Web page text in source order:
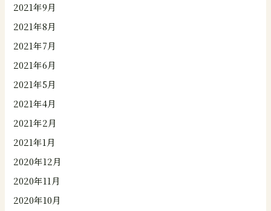
2021年9月
2021年8月
2021年7月
2021年6月
2021年5月
2021年4月
2021年2月
2021年1月
2020年12月
2020年11月
2020年10月